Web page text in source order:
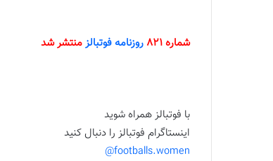
شماره 821 روزنامه فوتبالزمنتشر شد
با فوتبالز همراه شوید
اینستاگرام فوتبالز را دنبال کنید
footballs.women@